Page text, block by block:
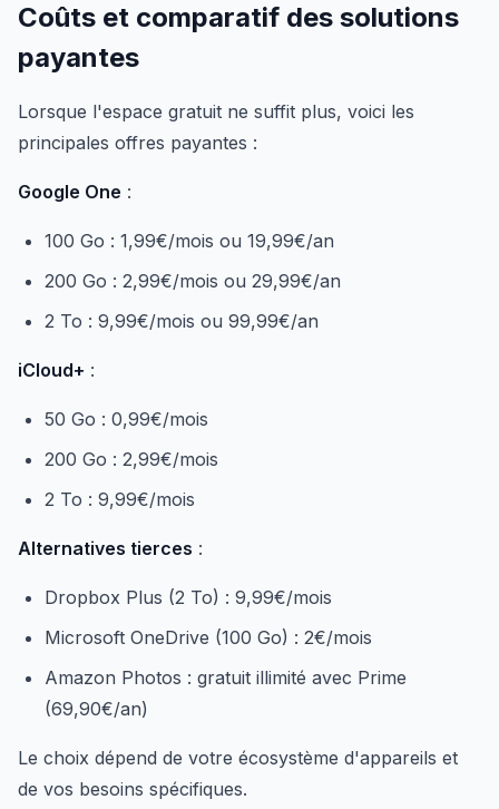
Coûts et comparatif des solutions
payantes
Lorsque l'espace gratuit ne suffit plus, voici les
principales offres payantes :
Google One :
100 Go : 1,99€/mois ou 19,99€/an
200 Go : 2,99€/mois ou 29,99€/an
2 To : 9,99€/mois ou 99,99€/an
iCloud+ :
50 Go : 0,99€/mois
200 Go : 2,99€/mois
2 To : 9,99€/mois
Alternatives tierces :
Dropbox Plus (2 To) : 9,99€/mois
Microsoft OneDrive (100 Go) : 2€/mois
Amazon Photos : gratuit illimité avec Prime
(69,90€/an)
Le choix dépend de votre écosystème d'appareils et
de vos besoins spécifiques.